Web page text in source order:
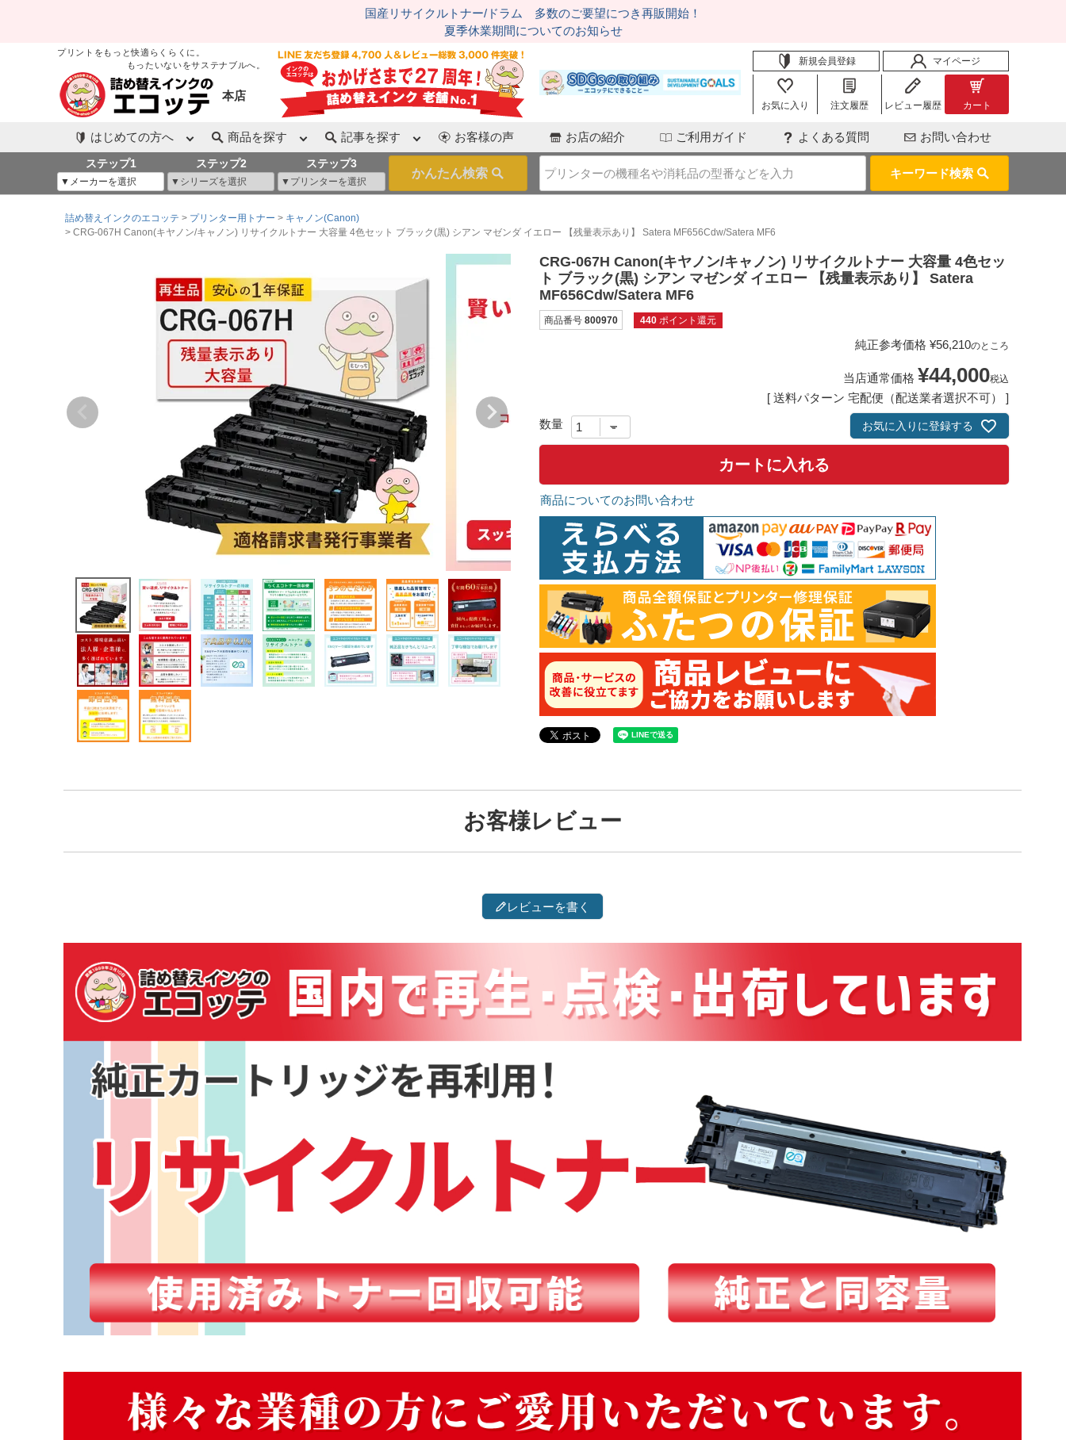
国産リサイクルトナー/ドラム 多数のご要望につき再販開始！
夏季休業期間についてのお知らせ
プリントをもっと快適らくらくに。
もったいないをサステナブルへ。
本店
新規会員登録 マイページ
お気に入り 注文履歴 レビュー履歴 カート
はじめての方へ 商品を探す 記事を探す お客様の声 お店の紹介 ご利用ガイド よくある質問 お問い合わせ
ステップ1 ステップ2 ステップ3
キーワード検索
詰め替えインクのエコッテ プリンター用トナー
キャノン(Canon)
CRG-067H Canon(キヤノン/キャノン) リサイクルトナー 大容量 4色セット ブラック(黒) シアン マゼンダ イエロー 【残量表示あり】 Satera MF656Cdw/Satera MF6
CRG-067H Canon(キヤノン/キャノン) リサイクルトナー 大容量 4色セッ
ト ブラック(黒) シアン マゼンダ イエロー 【残量表示あり】 Satera
MF656Cdw/Satera MF6
商品番号 800970 440 ポイント還元
純正参考価格 ¥56,210のところ
当店通常価格 ¥44,000税込
送料パターン 宅配便（配送業者選択不可）
お気に入りに登録する
カートに入れる
商品についてのお問い合わせ
お客様レビュー
レビューを書く